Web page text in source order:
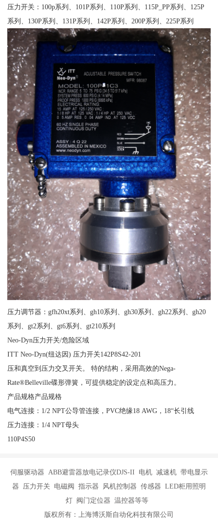
压力开关：100p系列、101P系列、110P系列、115P_PP系列、125P
系列、130P系列、131P系列、142P系列、200P系列、225P系列
压力调节器：gfh20xt系列、gh10系列、gh30系列、gh22系列、gh20
系列、gt2系列、gt6系列、gt210系列
Neo-Dyn压力开关/危险区域
ITT Neo-Dyn(纽达因) 压力开关142P8S42-201
压和真空到压力交叉开关。 特的结构，采用高效的Nega-
Rate®Belleville碟形弹簧，可提供稳定的设定点和高压力。
产品规格产品规格
电气连接：1/2 NPT公导管连接，PVC绝缘18 AWG，18“长引线
压力连接：1/4 NPT母头
110P4S50
伺服驱动器 ABB避雷器放电记录仪DJS-II 电机 减速机 带电显示
器 压力开关 电磁阀 指示器 风机控制器 传感器 LED柜用照明
灯 阀门定位器 温控器等等
版权所有：上海博沃斯自动化科技有限公司